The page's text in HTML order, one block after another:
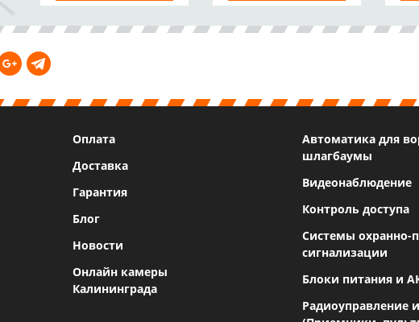
Оплата
Доставка
Гарантия
Блог
Новости
Онлайн камеры
Калининграда
Автоматика для
шлагбаумы
Видеонаблюдение
Контроль доступа
Системы охранно-
сигнализации
Блоки питания и
Радиоуправление и